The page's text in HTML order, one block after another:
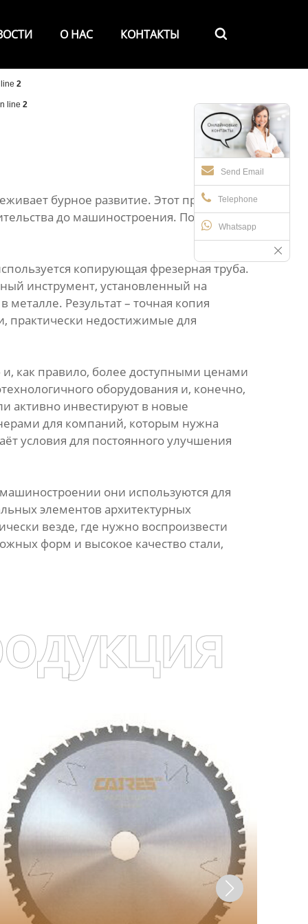
О НАС КОНТАКТЫ 
Send Email
Telephone
Whatsapp
2
line 2
бурное развитие. Этот процесс, на
до машиностроения. Попробуем
копирующая фрезерная труба.
инструмент, установленный на
Результат – точная копия
практически недостижимые для
как правило, более доступными ценами
оборудования и, конечно,
активно инвестируют в новые
для компаний, которым нужна
условия для постоянного улучшения
они используются для
элементов архитектурных
везде, где нужно воспроизвести
форм и высокое качество стали,